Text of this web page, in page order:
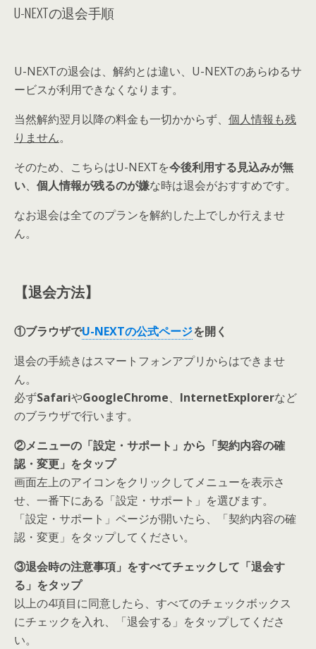
U-NEXTの退会手順
U-NEXTの退会は、 解約とは違い、 U-NEXTのあらゆるサ
ービスが利用できなくなります。
当然解約翌月以降の料金も一切かからず、 個人情報も残
りません。
そのため、こちらはU-NEXTを今後利用する見込みが無
い、 個人情報が残るのが嫌な時は退会がおすすめです。
なお退会は全てのプランを解約した上でしか行えませ
ん。
【退会方法】
①ブラウザでU-NEXTの公式ページを開く
退会の手続きはスマートフォンアプリからはできませ
ん。
必ずSafariやGoogleChrome、 InternetExplorerなど
のブラウザで行います。
②メニューの「設定・サポート」から「契約内容の確
認・変更」をタップ
画面左上のアイコンをクリックしてメニューを表示さ
せ、一番下にある「設定・サポート」を選びます。
「設定・サポート」ページが開いたら、「契約内容の確
認・変更」をタップしてください。
③退会時の注意事項」をすべてチェックして「退会す
る」をタップ
以上の4項目に同意したら、すべてのチェックボックス
にチェックを入れ、「退会する」をタップしてくださ
い。